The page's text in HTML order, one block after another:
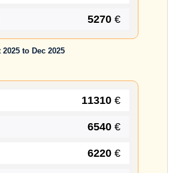
5270 €
2025 to Dec 2025
11310 €
6540 €
6220 €